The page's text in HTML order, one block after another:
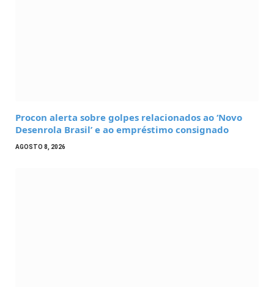
Procon alerta sobre golpes relacionados ao ‘Novo
Desenrola Brasil’ e ao empréstimo consignado
AGOSTO 8, 2026